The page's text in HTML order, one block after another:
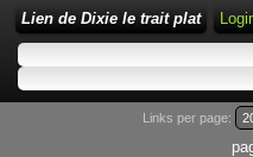
Lien de Dixie le trait plat
Links per page: